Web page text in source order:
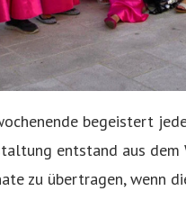
begeistert
entstand aus
zu übertragen, wenn